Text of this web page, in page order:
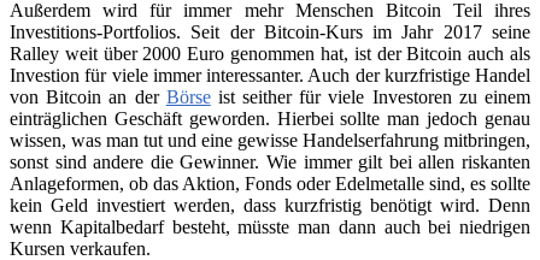
Außerdem wird für immer mehr Menschen Bitcoin Teil ihres
Investitions-Portfolios. Seit der Bitcoin-Kurs im Jahr 2017 seine
Ralley weit über 2000 Euro genommen hat, ist der Bitcoin auch als
Investion für viele immer interessanter. Auch der kurzfristige Handel
von Bitcoin an der Börseist seither für viele Investoren zu einem
einträglichen Geschäft geworden. Hierbei sollte man jedoch genau
wissen, was man tut und eine gewisse Handelserfahrung mitbringen,
sonst sind andere die Gewinner. Wie immer gilt bei allen riskanten
Anlageformen, ob das Aktion, Fonds oder Edelmetalle sind, es sollte
kein Geld investiert werden, dass kurzfristig benötigt wird. Denn
wenn Kapitalbedarf besteht, müsste man dann auch bei niedrigen
Kursen verkaufen.